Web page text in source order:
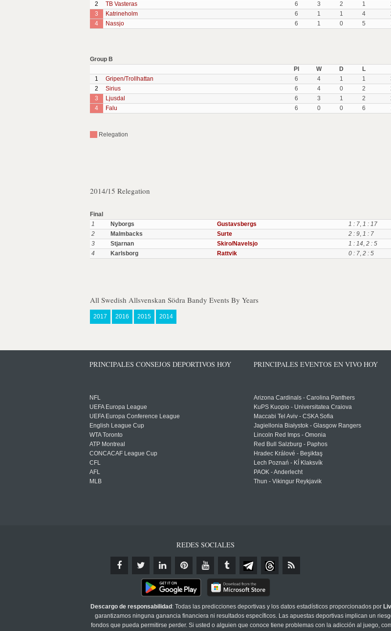
2
TB Vasteras 6 3 2 1
3
Katrineholm 6 1 1 4
4
Nassjo 6 1 0 5
Group B
Pl
W D L
1
Gripen/Trollhattan 6 4 1 1
2
Sirius 6 4 0 2
3
Ljusdal 6 3 1 2
4
Falu 6 0 0 6
Relegation
2014/15 Relegation
Final
1
Nyborgs Gustavsbergs 1 : 7, 1 : 17
2
Malmbacks Surte 2 : 9, 1 : 7
3
Stjarnan Skiro/Navelsjo 1 : 14, 2 : 5
4
Karlsborg Rattvik 0 : 7, 2 : 5
All Swedish Allsvenskan Södra Bandy Events By Years
2017 2016 2015 2014
PRINCIPALES CONSEJOS DEPORTIVOS HOY
NFL
UEFA Europa League
UEFA Europa Conference League
English League Cup
WTA Toronto
ATP Montreal
CONCACAF League Cup
CFL
AFL
MLB
PRINCIPALES EVENTOS EN VIVO HOY
Arizona Cardinals - Carolina Panthers
KuPS Kuopio - Universitatea Craiova
Maccabi Tel Aviv - CSKA Sofia
Jagiellonia Białystok - Glasgow Rangers
Lincoln Red Imps - Omonia
Red Bull Salzburg - Paphos
Hradec Králové - Beşiktaş
Lech Poznań - KÍ Klaksvík
PAOK - Anderlecht
Thun - Vikingur Reykjavik
REDES SOCIALES
Descargo de responsabilidad : Todas las predicciones deportivas y los datos estadísticos proporcionados por
garantizamos ninguna ganancia financiera ni resultados específicos. Las apuestas deportivas implican un
fondos que pueda permitirse perder. Si usted o alguien que conoce tiene problemas con la adicción al juego,